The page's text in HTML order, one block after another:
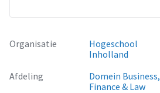
Organisatie
Hogeschool
Inholland
Afdeling
Domein Business,
Finance & Law